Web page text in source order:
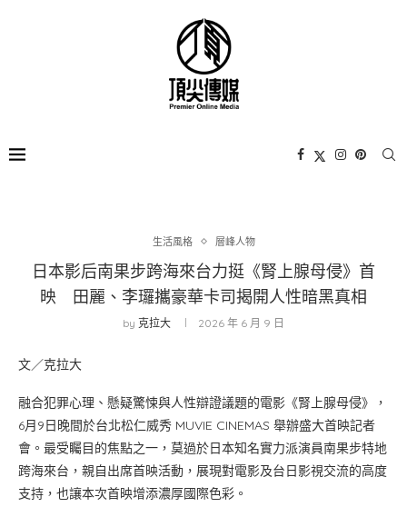
生活風格 層峰⼈物
日本影后南果步跨海來台力挺《腎上腺母侵》首
映 田麗、李㼈攜豪華卡司揭開人性暗黑真相
by 克拉大 2026 年 6 月 9 日
文／克拉大
融合犯罪心理、懸疑驚悚與人性辯證議題的電影《腎上腺母侵》，
6月9日晚間於台北松仁威秀 MUVIE CINEMAS 舉辦盛大首映記者
會。最受矚目的焦點之一，莫過於日本知名實力派演員南果步特地
跨海來台，親自出席首映活動，展現對電影及台日影視交流的高度
支持，也讓本次首映增添濃厚國際色彩。